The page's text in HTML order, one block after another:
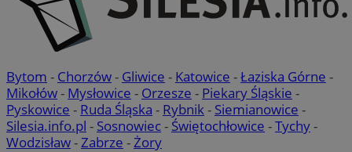
Bytom - Chorzów- Gliwice - Katowice -Łaziska Górne -
Mikołów- Mysłowice - Orzesze - Piekary Śląskie -
Pyskowice - Ruda Śląska - Rybnik- Siemianowice -
Silesia.info.pl - Sosnowiec- Świętochłowice -Tychy-
Wodzisław-Zabrze -Żory